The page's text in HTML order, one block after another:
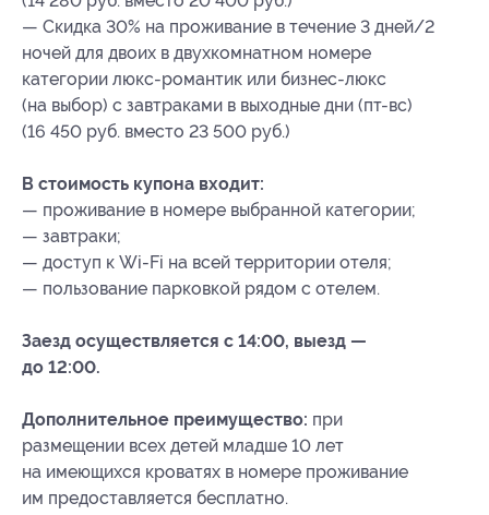
— Скидка 30% на проживание в течение 3 дней/2
ночей для двоих в двухкомнатном номере
категории люкс-романтик или бизнес-люкс
(на выбор) с завтраками в выходные дни (пт-вс)
(16 450 руб. вместо 23 500 руб.)
В стоимость купона входит:
— проживание в номере выбранной категории;
— завтраки;
— доступ к Wi-Fi на всей территории отеля;
— пользование парковкой рядом с отелем.
Заезд осуществляется с 14:00, выезд —
до 12:00.
Дополнительное преимущество: при
размещении всех детей младше 10 лет
на имеющихся кроватях в номере проживание
им предоставляется бесплатно.